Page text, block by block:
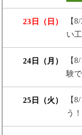
23日（日）
【
い
24日（月）
【
験
25日（火）
【
う！